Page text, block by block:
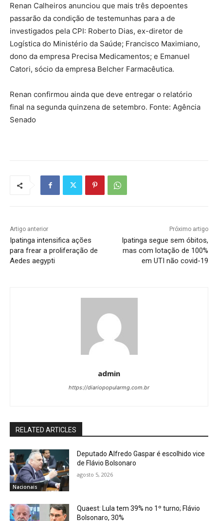
Renan Calheiros anunciou que mais três depoentes
passarão da condição de testemunhas para a de
investigados pela CPI: Roberto Dias, ex-diretor de
Logística do Ministério da Saúde; Francisco Maximiano,
dono da empresa Precisa Medicamentos; e Emanuel
Catori, sócio da empresa Belcher Farmacêutica.
Renan confirmou ainda que deve entregar o relatório
final na segunda quinzena de setembro. Fonte: Agência
Senado
Artigo anterior
Ipatinga intensifica ações
para frear a proliferação de
Aedes aegypti
Próximo artigo
Ipatinga segue sem óbitos,
mas com lotação de 100%
em UTI não covid-19
admin
https://diariopopularmg.com.br
RELATED ARTICLES
Nacionais
Deputado Alfredo Gaspar é escolhido vice
de Flávio Bolsonaro
agosto 5, 2026
Quaest: Lula tem 39% no 1º turno; Flávio
Bolsonaro, 30%